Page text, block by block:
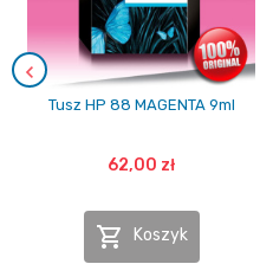
Tusz HP 88 MAGENTA 9ml
62,00 zł
 Koszyk